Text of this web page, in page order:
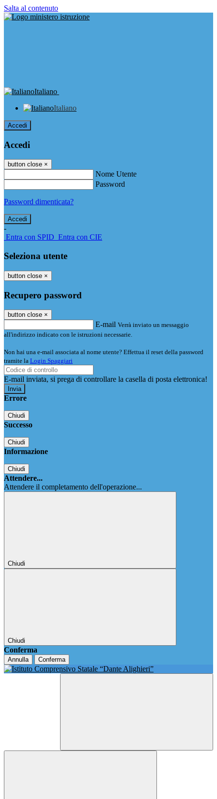
Salta al contenuto
Italiano
Italiano
Accedi
Accedi
button close ×
Nome Utente
Password
Password dimenticata?
-
Entra con SPID Entra con CIE
Seleziona utente
button close ×
Recupero password
button close ×
E-mail Verrà inviato un messaggio
all'indirizzo indicato con le istruzioni necessarie.
Non hai una e-mail associata al nome utente? Effettua il reset della password
tramite la Login Spaggiari
E-mail inviata, si prega di controllare la casella di posta elettronica!
Errore
Chiudi
Successo
Chiudi
Informazione
Chiudi
Attendere...
Attendere il completamento dell'operazione...
Chiudi
Chiudi
Conferma
Annulla Conferma